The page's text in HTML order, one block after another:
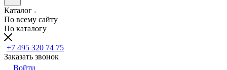
Каталог
По всему сайту
По каталогу
+7 495 320 74 75
Заказать звонок
Войти